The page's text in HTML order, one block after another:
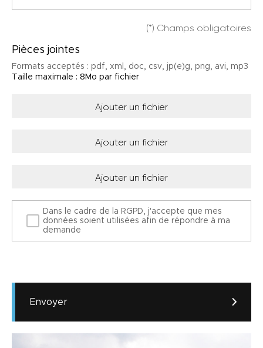
(*) Champs obligatoires
Pièces jointes
Formats acceptés : pdf, xml, doc, csv, jp(e)g, png, avi, mp3
Taille maximale : 8Mo par fichier
Ajouter un fichier
Ajouter un fichier
Ajouter un fichier
Dans le cadre de la RGPD, j'accepte que mes
données soient utilisées afin de répondre à ma
demande
Envoyer